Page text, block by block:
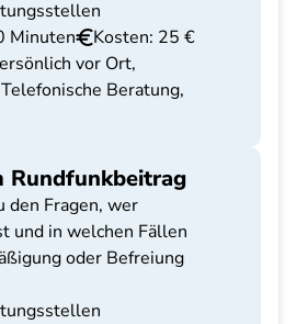
Minuten
Kosten: 25 €
vor Ort,
Beratung,
Rundfunkbeitrag
den Fragen, wer
und in welchen Fällen
oder Befreiung